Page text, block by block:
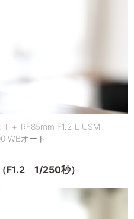
＋ RF85mm F1.2 L USM
WBオート
F1.2 1/250秒）